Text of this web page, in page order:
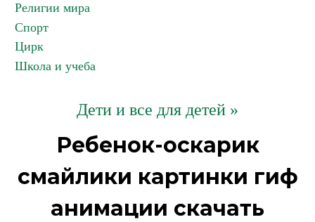
Религии мира
Спорт
Цирк
Школа и учеба
Дети и все для детей »
Ребенок-оскарик
смайлики картинки гиф
анимации скачать